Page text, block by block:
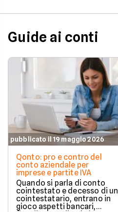
requisiti e i passaggi
Guide ai conti
pubblicato il 19 maggio 2026
Qonto: pro e contro del
conto aziendale per
imprese e partite IVA
Quando si parla di conto
cointestato e decesso di un
cointestatario, entrano in
gioco aspetti bancari,